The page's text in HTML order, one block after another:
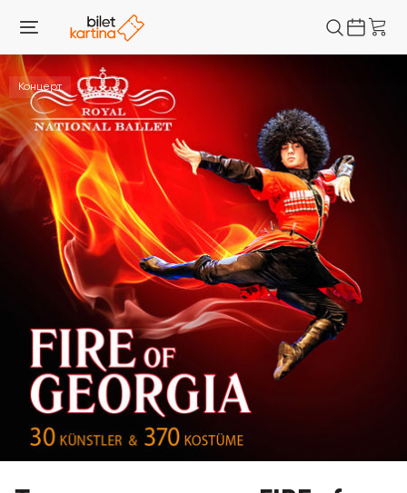
Концерт